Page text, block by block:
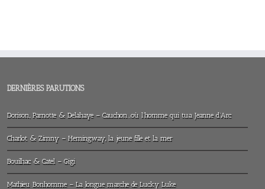
DERNIÈRES PARUTIONS
Dorison, Parnotte & Delahaye – Cauchon…où l’homme qui tua Jeanne d’Arc
Charlot & Zimny – Hemingway, la jeune fille et la mer
Bouilhac & Catel – Gigi
Mathieu Bonhomme – La longue marche de Lucky Luke